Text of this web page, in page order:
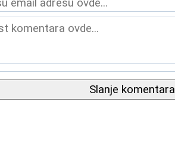
Slanje komentara